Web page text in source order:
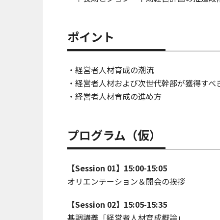
ポイント
・経営者人材育成の潮流
・経営者人材および次世代幹部が獲得すべ
・経営者人材育成の進め方
プログラム（仮）
【Session 01】15:00-15:05
オリエンテーション＆開会の挨拶
【Session 02】15:05-15:35
基調講義「経営者人材育成概論」